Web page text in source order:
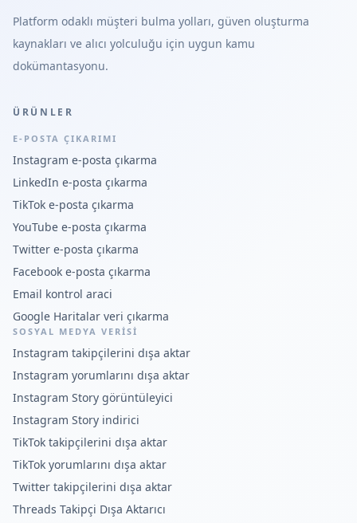
Platform odaklı müşteri bulma yolları, güven oluşturma
kaynakları ve alıcı yolculuğu için uygun kamu
dokümantasyonu.
ÜRÜNLER
E-POSTA ÇIKARIMI
Instagram e-posta çıkarma
LinkedIn e-posta çıkarma
TikTok e-posta çıkarma
YouTube e-posta çıkarma
Twitter e-posta çıkarma
Facebook e-posta çıkarma
Email kontrol araci
Google Haritalar veri çıkarma
SOSYAL MEDYA VERISI
Instagram takipçilerini dışa aktar
Instagram yorumlarını dışa aktar
Instagram Story görüntüleyici
Instagram Story indirici
TikTok takipçilerini dışa aktar
TikTok yorumlarını dışa aktar
Twitter takipçilerini dışa aktar
Threads Takipçi Dışa Aktarıcı